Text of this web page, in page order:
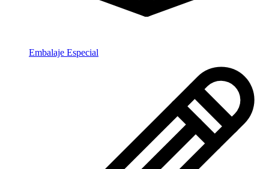
Embalaje Especial